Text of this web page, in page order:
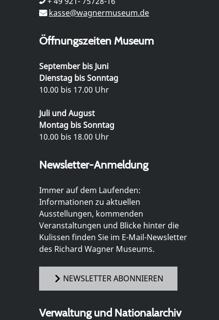
kasse@wagnermuseum.de
Öffnungszeiten Museum
September bis Juni
Dienstag bis Sonntag
10.00 bis 17.00 Uhr
Juli und August
Montag bis Sonntag
10.00 bis 18.00 Uhr
Newsletter-Anmeldung
Immer auf dem Laufenden:
Informationen zu aktuellen
Ausstellungen, kommenden
Veranstaltungen und Blicke hinter die
Kulissen finden Sie im E-Mail-Newsletter
des Richard Wagner Museums.
NEWSLETTER ABONNIEREN
Verwaltung und Nationalarchiv